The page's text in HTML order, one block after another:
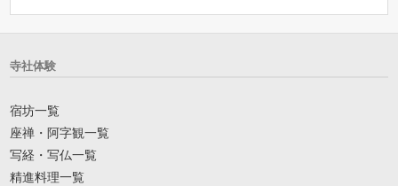
寺社体験
宿坊一覧
座禅・阿字観一覧
写経・写仏一覧
精進料理一覧